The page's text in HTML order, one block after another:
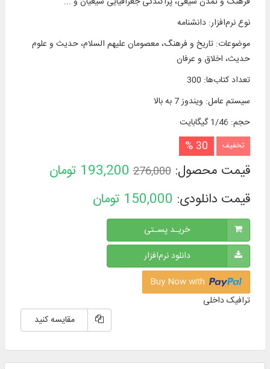
نوع نرم‌افزار:دانشنامه
موضوعات:تاریخ و فرهنگ، معصومان علیهم السلام، حدیث و علوم
حدیث، اخلاق و عرفان
تعداد کتاب‌ها:
300
سیستم عامل: ویندوز 7 به بالا
حجم: 1/46 گیگابایت
تخفیف 30 %
قیمت محصول:276,000
193,200 تومان
قیمت دانلودی: 150,000 تومان
خریـد پسـتی
دانلود نرم‌افزار
ترافیک داخلی
مقایسه کنید